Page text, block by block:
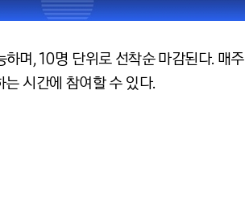
며, 10명 단위로 선착순 마감된다. 매주
시간에 참여할 수 있다.